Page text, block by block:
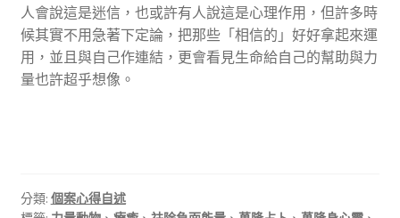
人會說這是迷信，也或許有人說這是心理作用，但許多時
候其實不用急著下定論，把那些「相信的」好好拿起來運
用，並且與自己作連結，更會看見生命給自己的幫助與力
量也許超乎想像。
分類: 個案心得自述